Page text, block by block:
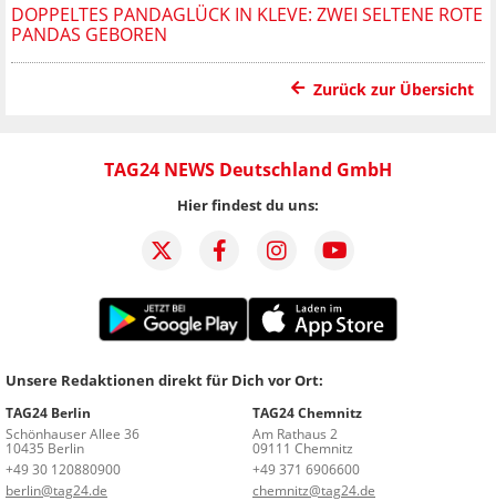
DOPPELTES PANDAGLÜCK IN KLEVE: ZWEI SELTENE ROTE
PANDAS GEBOREN
Zurück zur Übersicht
TAG24 NEWS Deutschland GmbH
Hier findest du uns:
Unsere Redaktionen direkt für Dich vor Ort:
TAG24 Berlin
Schönhauser Allee 36
10435 Berlin
+49 30 120880900
berlin@tag24.de
TAG24 Chemnitz
Am Rathaus 2
09111 Chemnitz
+49 371 6906600
chemnitz@tag24.de